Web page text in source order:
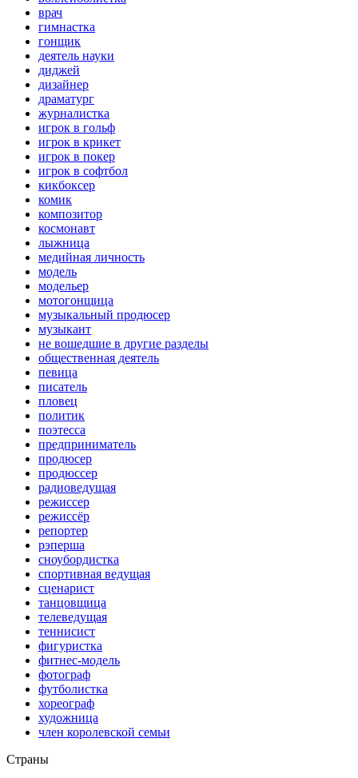
врач
гимнастка
гонщик
деятель науки
диджей
дизайнер
драматург
журналистка
игрок в гольф
игрок в крикет
игрок в покер
игрок в софтбол
кикбоксер
комик
композитор
космонавт
лыжница
медийная личность
модель
модельер
мотогонщица
музыкальный продюсер
музыкант
не вошедшие в другие разделы
общественная деятель
певица
писатель
пловец
политик
поэтесса
предприниматель
продюсер
продюссер
радиоведущая
режиссер
режиссёр
репортер
рэперша
сноубордистка
спортивная ведущая
сценарист
танцовщица
телеведущая
теннисист
фигуристка
фитнес-модель
фотограф
футболистка
хореограф
художница
член королевской семьи
Страны